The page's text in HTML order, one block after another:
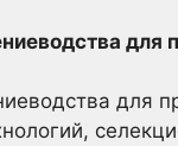
для
для